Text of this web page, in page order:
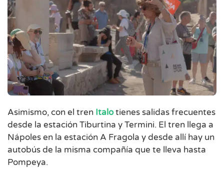
Asimismo, con el tren Italotienes salidas frecuentes
desde la estación Tiburtina y Termini. El tren llega a
Nápoles en la estación A Fragola y desde allí hay un
autobús de la misma compañía que te lleva hasta
Pompeya.